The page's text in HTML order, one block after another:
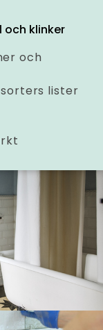
och klinker
och
lister